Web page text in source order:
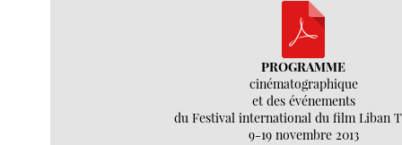
PROGRAMME
cinématographique
et des événements
du Festival international du film Liban
9-19 novembre 2013